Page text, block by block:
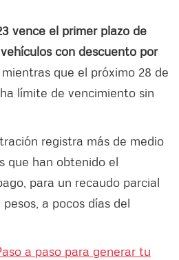
vence el primer plazo de
con descuento por
mientras que el próximo 28 de
límite de vencimiento sin
registra más de medio
que han obtenido el
para un recaudo parcial
a pocos días del
a paso para generar tu